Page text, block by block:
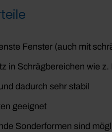
Fenster (auch mit
in Schrägbereichen wie
dadurch sehr stabil
geeignet
Sonderformen sind